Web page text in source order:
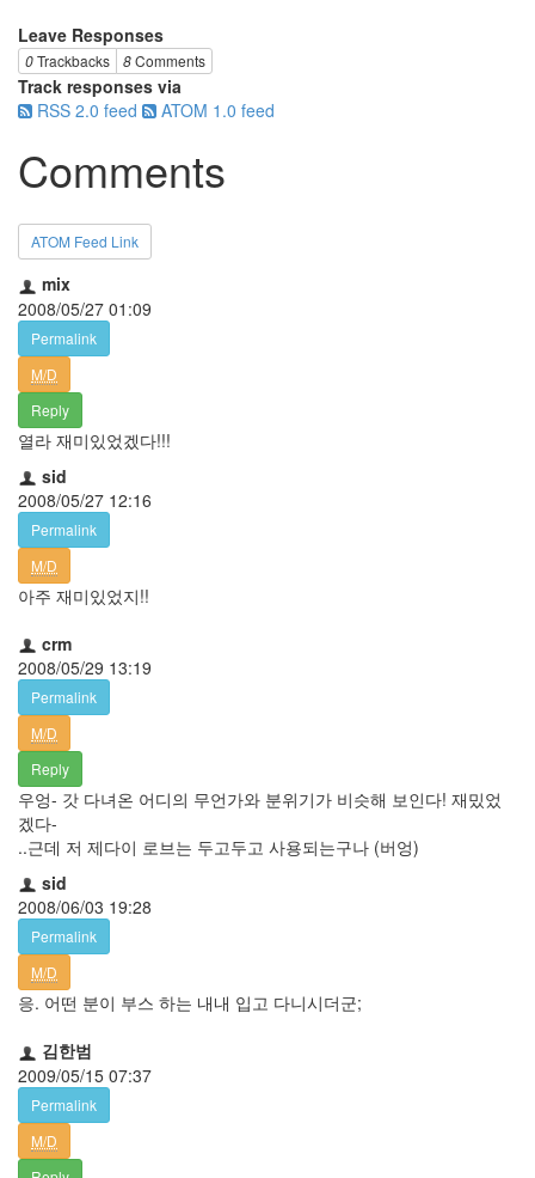
Leave Responses
0Trackbacks 8Comments
Track responses via
RSS 2.0 feed
ATOM 1.0 feed
Comments
ATOM Feed Link
mix
2008/05/27 01:09
Permalink
M/D
Reply
열라 재미있었겠다!!!
sid
2008/05/27 12:16
Permalink
M/D
아주 재미있었지!!
crm
2008/05/29 13:19
Permalink
M/D
Reply
우엉- 갓 다녀온 어디의 무언가와 분위기가 비슷해 보인다! 재밌었
겠다-
..근데 저 제다이 로브는 두고두고 사용되는구나 (버엉)
sid
2008/06/03 19:28
Permalink
M/D
응. 어떤 분이 부스 하는 내내 입고 다니시더군;
김한범
2009/05/15 07:37
Permalink
M/D